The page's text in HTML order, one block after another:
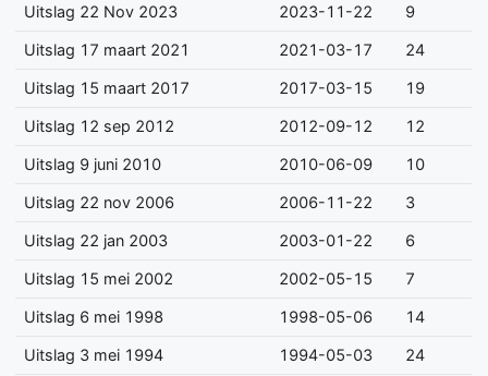
Uitslag 22 Nov 2023 2023-11-22 9
Uitslag 17 maart 2021 2021-03-17 24
Uitslag 15 maart 2017 2017-03-15 19
Uitslag 12 sep 2012 2012-09-12 12
Uitslag 9 juni 2010 2010-06-09 10
Uitslag 22 nov 2006 2006-11-22 3
Uitslag 22 jan 2003 2003-01-22 6
Uitslag 15 mei 2002 2002-05-15 7
Uitslag 6 mei 1998 1998-05-06 14
Uitslag 3 mei 1994 1994-05-03 24